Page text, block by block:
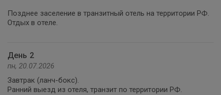
Позднее заселение в транзитный отель на территории РФ.
Отдых в отеле.
День 2
пн, 20.07.2026
Завтрак (ланч-бокс).
Ранний выезд из отеля, транзит по территории РФ.